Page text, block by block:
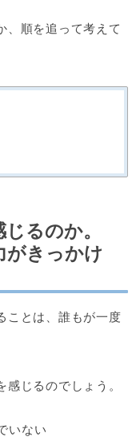
、順を追って考えて
るのか。
がきっかけ
ことは、誰もが一度
じるのでしょう。
いない